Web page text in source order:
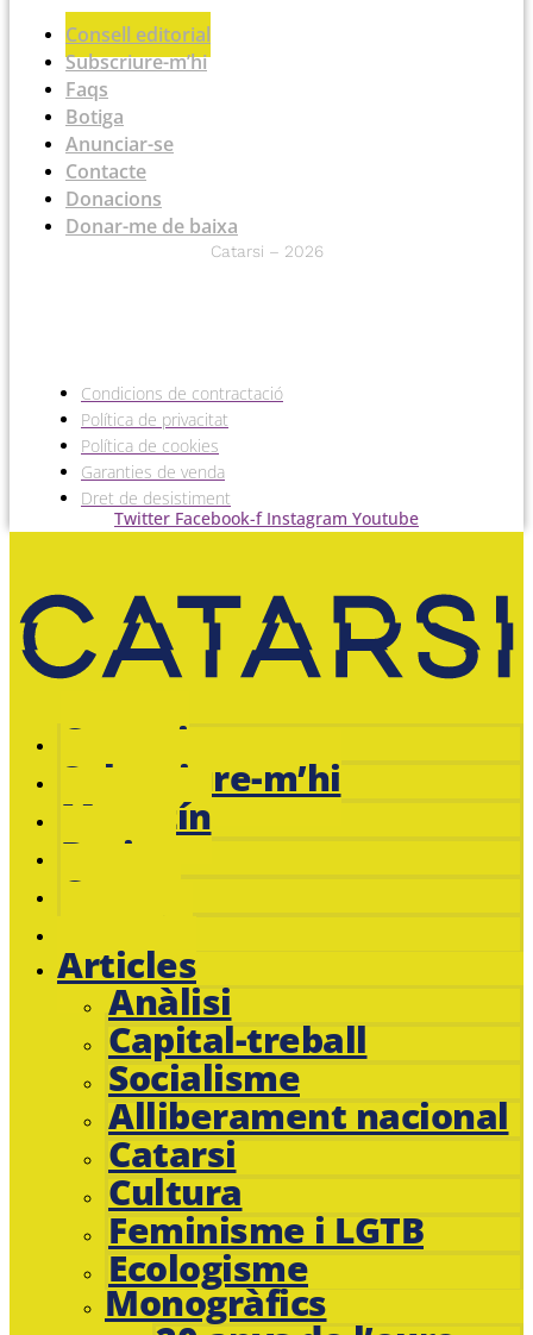
Consell editorial
Subscriure-m’hi
Faqs
Botiga
Anunciar-se
Contacte
Donacions
Donar-me de baixa
Catarsi – 2026
Condicions de contractació
Política de privacitat
Política de cookies
Garanties de venda
Dret de desistiment
Twitter Facebook-f Instagram Youtube
Catarsi
Subscriure-m’hi
Magazín
Botiga
Cursos
Articles
Anàlisi
Capital-treball
Socialisme
Alliberament nacional
Catarsi
Cultura
Feminisme i LGTB
Ecologisme
Monogràfics